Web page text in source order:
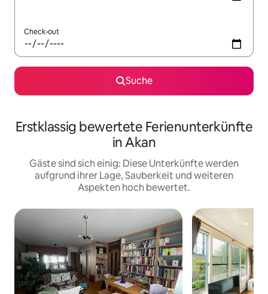
Check-out
Suche
Erstklassig bewertete Ferienunterkünfte
in Akan
Gäste sind sich einig: Diese Unterkünfte werden
aufgrund ihrer Lage, Sauberkeit und weiteren
Aspekten hoch bewertet.